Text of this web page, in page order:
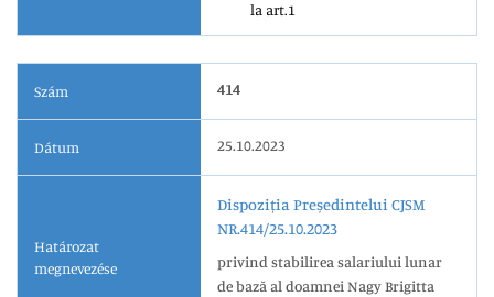
la art.1
Szám 414
Dátum 25.10.2023
Határozat
megnevezése
Dispoziția Președintelui CJSM
NR.414/25.10.2023
privind stabilirea salariului lunar
de bază al doamnei Nagy Brigitta